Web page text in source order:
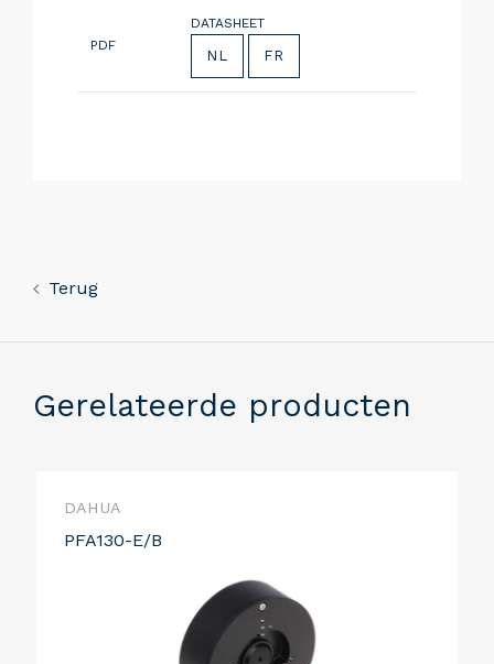
PDF
DATASHEET
NL FR
Terug
Gerelateerde producten
DAHUA
PFA130-E/B